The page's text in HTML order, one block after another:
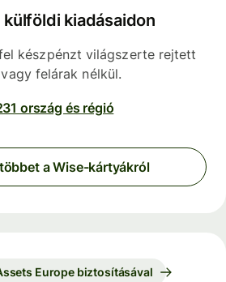
külföldi kiadásaidon
készpénzt világszerte rejtett
felárak nélkül.
ország és régió
a Wise-kártyákról
Europe biztosításával